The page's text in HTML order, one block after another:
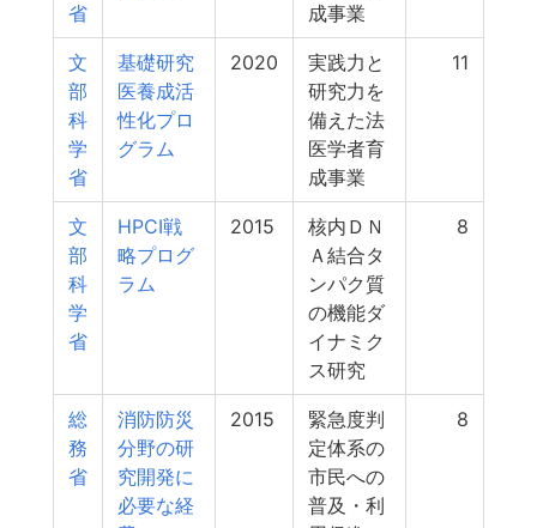
省
成事業
文
部
科
学
省
基礎研究
医養成活
性化プロ
グラム
2020
実践力と
研究力を
備えた法
医学者育
成事業
11
文
部
科
学
省
HPCI戦
略プログ
ラム
2015
核内ＤＮ
Ａ結合タ
ンパク質
の機能ダ
イナミク
ス研究
8
総
務
省
消防防災
分野の研
究開発に
必要な経
2015
緊急度判
定体系の
市民への
普及・利
8